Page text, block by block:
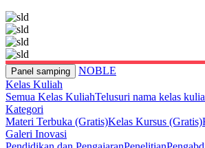
Panel samping
NOBLE
Kelas Kuliah
Semua Kelas KuliahTelusuri nama kelas
Kategori
Materi Terbuka (Gratis)Kelas Kursus (Gratis)
Galeri Inovasi